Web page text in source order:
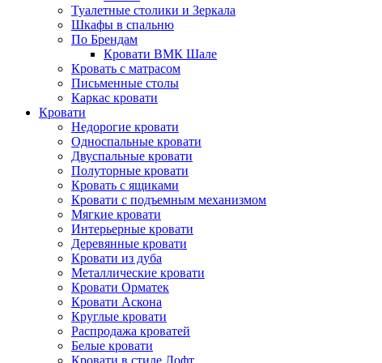
Туалетные столики и Зеркала
Шкафы в спальню
По Брендам
Кровати ВМК Шале
Кровать с матрасом
Письменные столы
Каркас кровати
Кровати
Недорогие кровати
Односпальные кровати
Двуспальные кровати
Полуторные кровати
Кровать с ящиками
Кровати с подъемным механизмом
Мягкие кровати
Интерьерные кровати
Деревянные кровати
Кровати из дуба
Металлические кровати
Кровати Орматек
Кровати Аскона
Круглые кровати
Распродажа кроватей
Белые кровати
Кровати в стиле Лофт